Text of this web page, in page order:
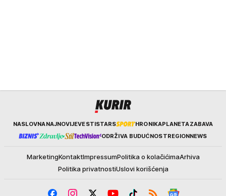
KurirNASLOVNANAJNOVIJEVESTISTARS HRONIKAPLANETAZABAVA
ODRŽIVA BUDUĆNOSTREGIONNEWS
MarketingKontaktImpressumPolitika o kolačićimaArhiva
Politika privatnostiUslovi korišćenja